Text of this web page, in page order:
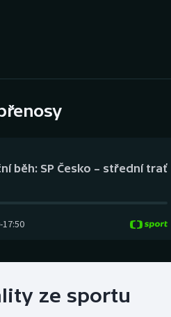
Gymnastika
běh: SP Česko – střední trať
-17:50
ze sportu